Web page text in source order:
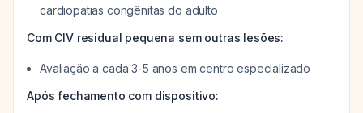
cardiopatias congênitas do adulto
Com CIV residual pequena sem outras lesões:
Avaliação a cada 3-5 anos em centro especializado
Após fechamento com dispositivo: